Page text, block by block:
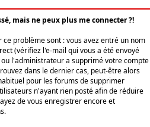
mais ne peux plus me connecter ?!
problème sont : vous avez entré un nom
(vérifiez l'e-mail qui vous a été envoyé
l'administrateur a supprimé votre compte
dans le dernier cas, peut-être alors
pour les forums de supprimer
n'ayant rien posté afin de réduire
de vous enregistrer encore et